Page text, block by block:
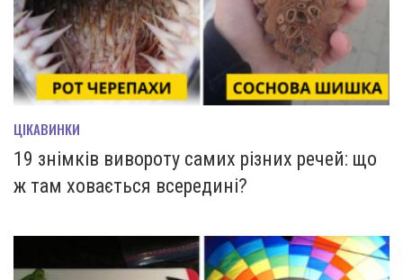
ЦІКАВИНКИ
19 знімків вивороту самих різних речей: що
ж там ховається всередині?